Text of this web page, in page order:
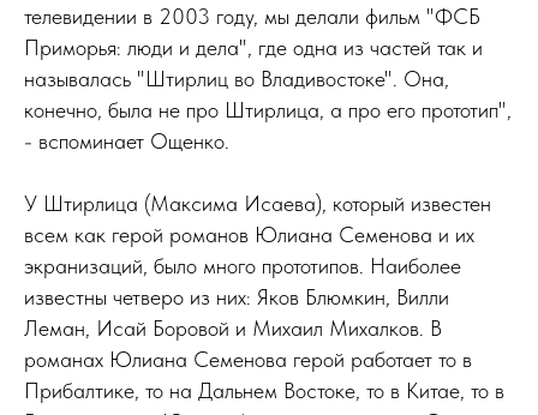
телевидении в 2003 году, мы делали фильм "ФСБ
Приморья: люди и дела", где одна из частей так и
называлась "Штирлиц во Владивостоке". Она,
конечно, была не про Штирлица, а про его прототип",
- вспоминает Ощенко.
У Штирлица (Максима Исаева), который известен
всем как герой романов Юлиана Семенова и их
экранизаций, было много прототипов. Наиболее
известны четверо из них: Яков Блюмкин, Вилли
Леман, Исай Боровой и Михаил Михалков. В
романах Юлиана Семенова герой работает то в
Прибалтике, то на Дальнем Востоке, то в Китае, то в